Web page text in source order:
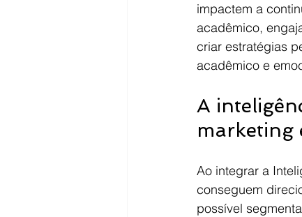
impactem a
acadêmico,
criar estratégias
acadêmico e
A
marketing
Ao integrar a
conseguem
possível